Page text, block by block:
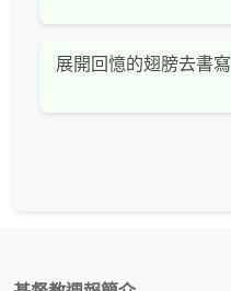
展開回憶的翅膀去書寫